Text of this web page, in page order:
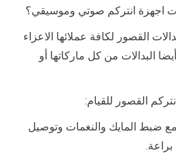
اجهزة انتركم صوتي وموسيقي؟
القصور لكافة عملائها الاعزاء
البدالات من كل ماركاتها أو
القصور للقيام:
ضبط المايك والنغمات وتوصيل